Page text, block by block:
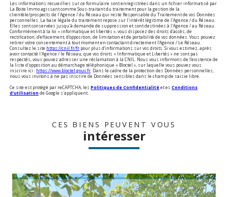
Les informations recueillies sur ce formulaire sont enregistrées dans un fichier informatisé par
La Boite Immo agissant comme Sous-traitant du traitement pour la gestion de la
clientèle/prospects de l'Agence / du Réseau qui reste Responsable du Traitement de vos Données
personnelles. La base légale du traitement repose sur l'intérêt légitime de l'Agence / du Réseau.
Elles sont conservées jusqu'à demande de suppression et sont destinées à l'Agence / au Réseau.
Conformément à la loi « informatique et libertés », vous disposez des droits d’accès, de
rectification, d’effacement, d’opposition, de limitation et de portabilité de vos données. Vous pouvez
retirer votre consentement à tout moment en contactant directement l’Agence / Le Réseau.
Consultez le site https://cnil.fr/fr pour plus d’informations sur vos droits. Si vous estimez, après
avoir contacté l'Agence / le Réseau, que vos droits « Informatique et Libertés » ne sont pas
respectés, vous pouvez adresser une réclamation à la CNIL. Nous vous informons de l’existence de
la liste d'opposition au démarchage téléphonique « Bloctel », sur laquelle vous pouvez vous
inscrire ici : https://www.bloctel.gouv.fr . Dans le cadre de la protection des Données personnelles,
nous vous invitons à ne pas inscrire de Données sensibles dans le champ de saisie libre.
Ce site est protégé par reCAPTCHA, les Politiques de Confidentialité et es Conditions
d'utilisation de Google s'appliquent.
CES BIENS PEUVENT VOUS
intéresser